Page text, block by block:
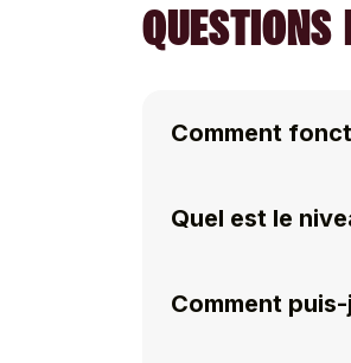
QUESTIONS
Comment
Quel est le
Comment